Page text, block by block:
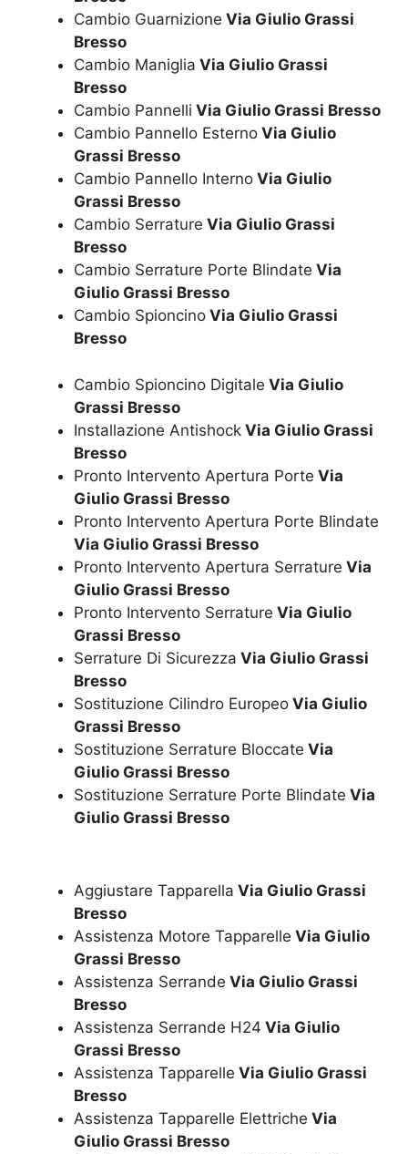
Cambio Guarnizione Via Giulio Grassi
Bresso
Cambio Maniglia Via Giulio Grassi
Bresso
Cambio Pannelli Via Giulio Grassi Bresso
Cambio Pannello Esterno Via Giulio
Grassi Bresso
Cambio Pannello Interno Via Giulio
Grassi Bresso
Cambio Serrature Via Giulio Grassi
Bresso
Cambio Serrature Porte Blindate Via
Giulio Grassi Bresso
Cambio Spioncino Via Giulio Grassi
Bresso
Cambio Spioncino Digitale Via Giulio
Grassi Bresso
Installazione Antishock Via Giulio Grassi
Bresso
Pronto Intervento Apertura Porte Via
Giulio Grassi Bresso
Pronto Intervento Apertura Porte Blindate
Via Giulio Grassi Bresso
Pronto Intervento Apertura Serrature Via
Giulio Grassi Bresso
Pronto Intervento Serrature Via Giulio
Grassi Bresso
Serrature Di Sicurezza Via Giulio Grassi
Bresso
Sostituzione Cilindro Europeo Via Giulio
Grassi Bresso
Sostituzione Serrature Bloccate Via
Giulio Grassi Bresso
Sostituzione Serrature Porte Blindate Via
Giulio Grassi Bresso
Aggiustare Tapparella Via Giulio Grassi
Bresso
Assistenza Motore Tapparelle Via Giulio
Grassi Bresso
Assistenza Serrande Via Giulio Grassi
Bresso
Assistenza Serrande H24 Via Giulio
Grassi Bresso
Assistenza Tapparelle Via Giulio Grassi
Bresso
Assistenza Tapparelle Elettriche Via
Giulio Grassi Bresso